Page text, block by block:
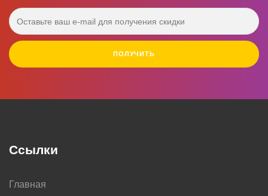
ПОЛУЧИТЬ
Ссылки
Главная